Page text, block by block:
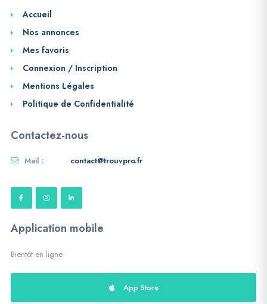
Accueil
Nos annonces
Mes favoris
Connexion / Inscription
Mentions Légales
Politique de Confidentialité
Contactez-nous
Mail : contact@trouvpro.fr
Application mobile
Bientôt en ligne
App Store